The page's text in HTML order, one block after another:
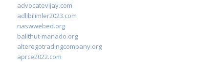
advocatevijay.com
adlibilimler2023.com
naswwebed.org
balithut-manado.org
alteregotradingcompany.org
aprce2022.com